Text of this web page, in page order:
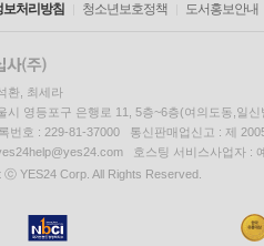
보처리방침 청소년보호정책 도서홍보안내
환, 최세라
시 영등포구 은행로 11, 5층~6층(여의도동,일신
번호 : 229-81-37000 통신판매업신고 : 제
호스팅 서비스사업자 :
ⓒ YES24 Corp. All Rights Reserved.